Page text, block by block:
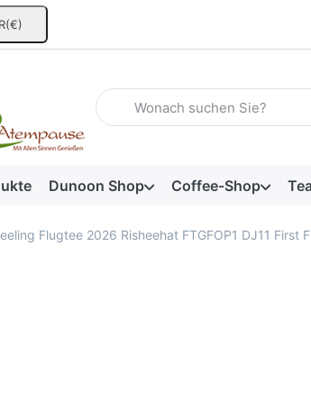
(€)
Geben Sie einen Suchbegriff
Dunoon Shop Coffee-Shop
Flugtee 2026 Risheehat FTGFOP1 DJ11 First